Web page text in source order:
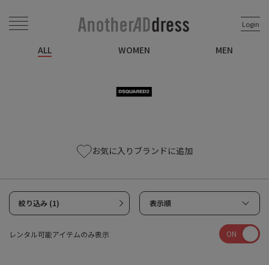
Login
ALL WOMEN MEN
お気に入りブランドに追加
絞り込み (1) 表示順
レンタル可能アイテムのみ表示 ON